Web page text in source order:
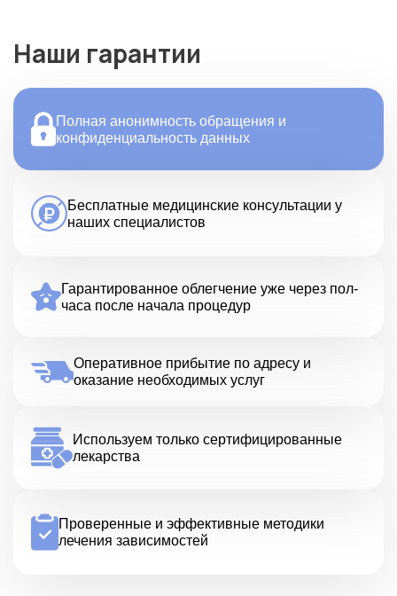
Наши гарантии
Полная анонимность обращения и
конфиденциальность данных
Бесплатные медицинские консультации у
наших специалистов
Гарантированное облегчение уже через пол-
часа после начала процедур
Оперативное прибытие по адресу и
оказание необходимых услуг
Используем только сертифицированные
лекарства
Проверенные и эффективные методики
лечения зависимостей